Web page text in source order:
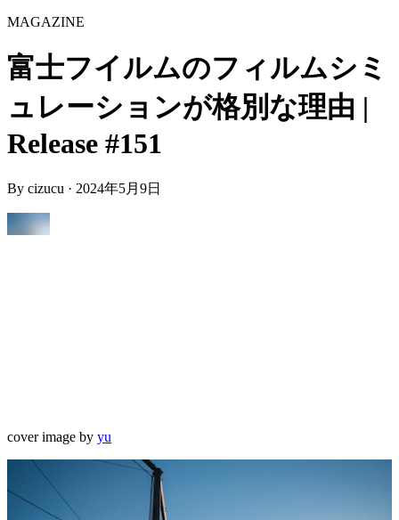
MAGAZINE
富士フイルムのフィルムシミ
ュレーションが格別な理由 |
Release #151
By cizucu · 2024年5月9日
cover image by yu